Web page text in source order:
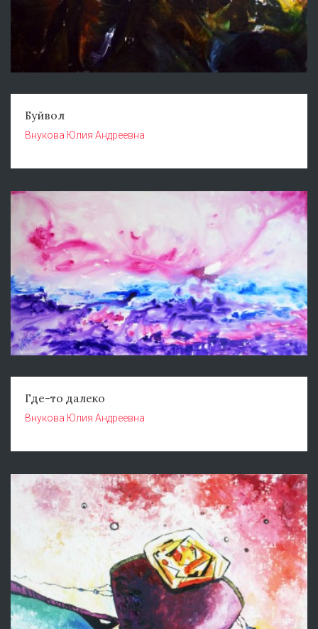
Буйвол
Внукова Юлия Андреевна
Где-то далеко
Внукова Юлия Андреевна